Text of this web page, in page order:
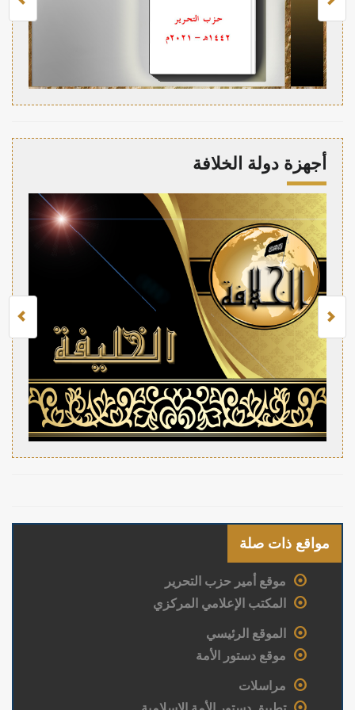
أجهزة دولة الخلافة
مواقع ذات صلة
موقع أمير حزب التحرير
المكتب الإعلامي المركزي
الموقع الرئيسي
موقع دستور الأمة
مراسلات